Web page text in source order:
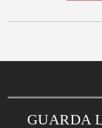
GUARDA